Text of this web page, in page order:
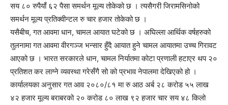
सय ८० रुपैयाँ ६२ पैसा समर्थन मूल्य तोकेको छ । त्यसैगरी जिरामसिनोको
समर्थन मूल्य प्रतिक्वीन्टल रु चार हजार तोकेको छ ।
यसैबीच, गत आवमा धान, चामल आयात घटेको छ । अघिल्ला आर्थिक वर्षहरुको
तुलनामा गत आवमा वीरगञ्ज भन्सार हुँदै आयात हुने चामल आयातमा उच्च गिरावट
आएको छ । भारत सरकारले धान, चामल निर्यातमा कोटा प्रणाली हटाएर थप २०
प्रतिशत कर लाग्ने व्यवस्था गरेसँगै सो को प्रभाव नेपालमा देखिएको हो ।
कार्यालयका अनुसार गत आव २०८०/८१ मा रु आठ अर्ब २८ करोड ५५ लाख
४२ हजार मूल्य बराबरको २० करोड ८० लाख ९२ हजार चार सय ४८ किलो